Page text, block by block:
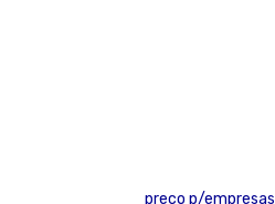
preço p/empresas